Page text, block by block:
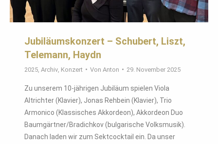
Jubiläumskonzert – Schubert, Liszt,
Telemann, Haydn
2025 Archiv Konzert Von Anton 29. November 2025
Zu unserem 10-jährigen Jubiläum spielen Viola
Altrichter (Klavier), Jonas Rehbein (Klavier), Trio
Armonico (Klassisches Akkordeon), Akkordeon Duo
Baumgärtner/Bradichkov (bulgarische Volksmusik).
Danach laden wir zum Sektcocktail ein. Da unser